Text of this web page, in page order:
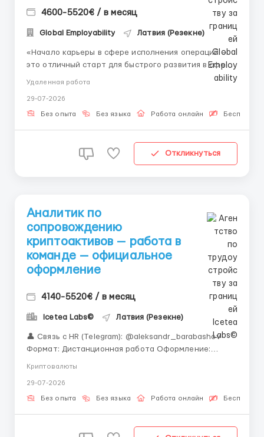
4600-5520€ / в месяц
Global Employability Латвия (Резекне)
«Начало карьеры в сфере исполнения операций —
это отличный старт для быстрого развития в сфере
первого дня работы Исполнение операций с
цифровыми активами позволяет подде...
Удаленная работа
29-07-2026
Без опыта Без языка Работа онлайн
Откликнуться
Аналитик по
сопровождению
криптоактивов — работа в
команде — официальное
оформление
4140-5520€ / в месяц
Icetea Labs© Латвия (Резекне)
👤 Связь с HR (Telegram): @aleksandr_barabashov
Формат: Дистанционная работа Оформление:
профессионалов — надежный фундамент для
Вашего профессионального развития.»
Криптовалюты
29-07-2026
Без опыта Без языка Работа онлайн